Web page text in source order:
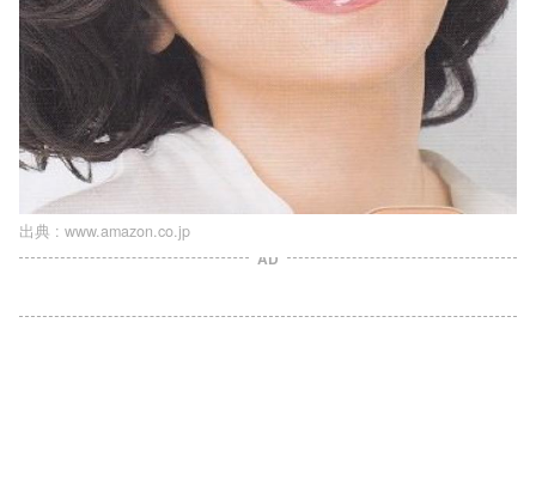
出典 : www.amazon.co.jp
AD